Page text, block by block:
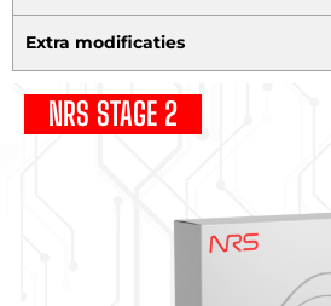
Extra modificaties
NRS STAGE 2